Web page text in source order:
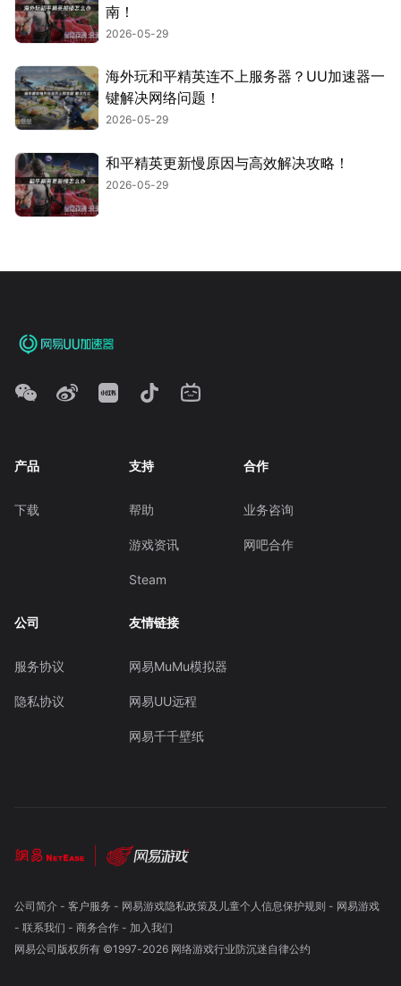
南！
2026-05-29
海外玩和平精英连不上服务器？UU加速器一
键解决网络问题！
2026-05-29
和平精英更新慢原因与高效解决攻略！
2026-05-29
产品
下载
支持
帮助
游戏资讯
Steam
合作
业务咨询
网吧合作
公司
服务协议
隐私协议
友情链接
网易MuMu模拟器
网易UU远程
网易千千壁纸
公司简介- 客户服务 - 网易游戏隐私政策及儿童个人信息保护规则 - 网易游戏
- 联系我们 - 商务合作- 加入我们
网易公司版权所有 ©1997-2026 网络游戏行业防沉迷自律公约